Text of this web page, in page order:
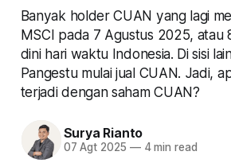
Banyak holder CUAN yang lagi
MSCI pada 7 Agustus 2025, atau
dini hari waktu Indonesia. Di sisi
Pangestu mulai jual CUAN. Jadi,
terjadi dengan saham CUAN?
Surya Rianto
07 Agt 2025 —4 min read